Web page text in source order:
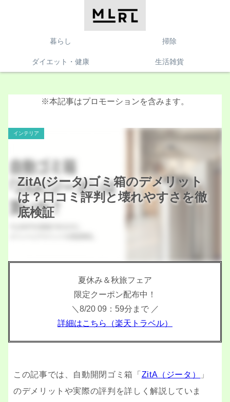
暮らし 掃除
ダイエット・健康 生活雑貨
※本記事はプロモーションを含みます。
ZitA(ジータ)ゴミ箱のデメリット
は？口コミ評判と壊れやすさを徹
底検証
インテリア
夏休み＆秋旅フェア
限定クーポン配布中！
＼8/20 09：59分まで ／
詳細はこちら（楽天トラベル）
この記事では、自動開閉ゴミ箱「 ZitA（ジータ）
」
のデメリットや実際の評判を詳しく解説していま